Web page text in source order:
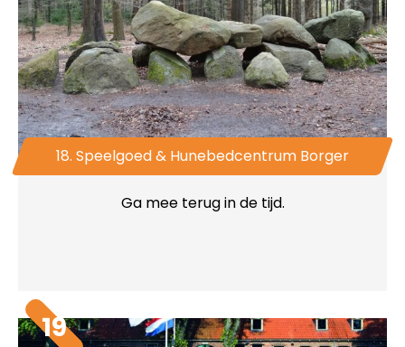
18. Speelgoed & Hunebedcentrum Borger
Ga mee terug in de tijd.
19